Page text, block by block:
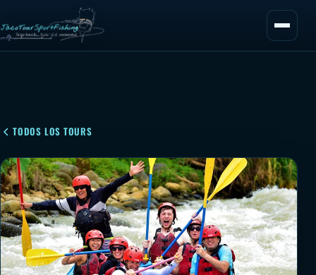
TODOS LOS TOURS